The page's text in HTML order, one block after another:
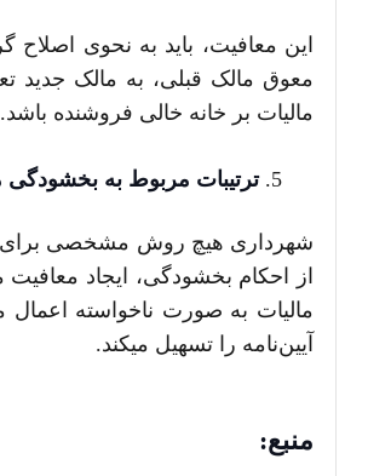
این معافیت، باید به نحوی
معوق مالک قبلی، به مالک جدید
مالیات بر خانه خالی فروشنده
ترتیبات مربوط به بخشودگی
از احکام بخشودگی، ایجاد
مالیات به صورت ناخواسته
آیین‌نامه را تسهیل می­کند.
منبع: